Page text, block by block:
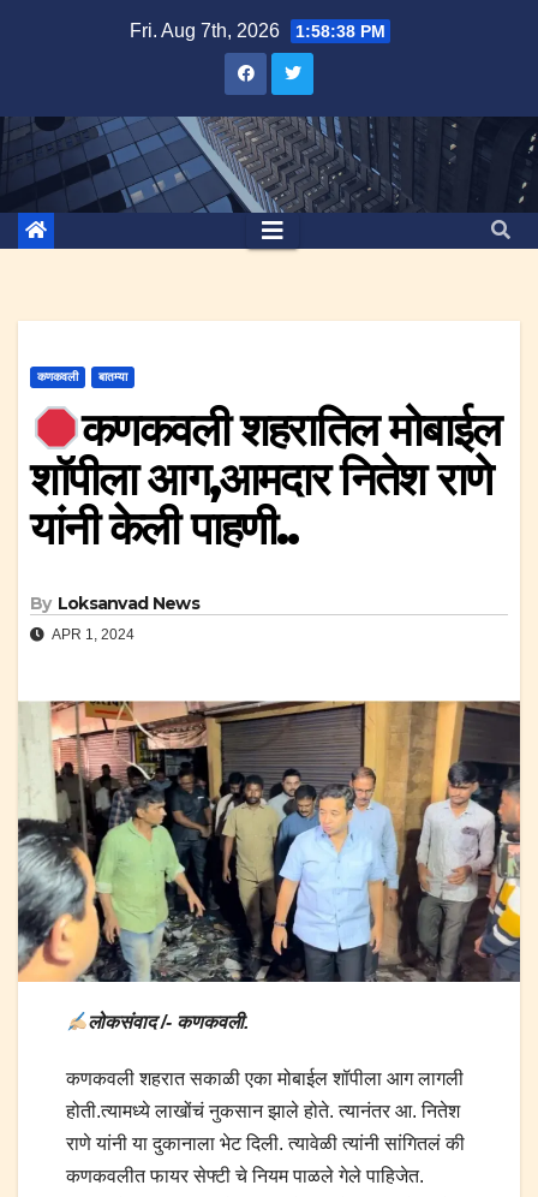
Fri. Aug 7th, 2026 1:58:38 PM
कणकवली बातम्या
कणकवली शहरातिल मोबाईल
शॉपीला आग,आमदार नितेश राणे
यांनी केली पाहणी..
By Loksanvad News
APR 1, 2024
लोकसंवाद /- कणकवली.
कणकवली शहरात सकाळी एका मोबाईल शॉपीला आग लागली
होती.त्यामध्ये लाखोंचं नुकसान झाले होते. त्यानंतर आ. नितेश
राणे यांनी या दुकानाला भेट दिली. त्यावेळी त्यांनी सांगितलं की
कणकवलीत फायर सेफ्टी चे नियम पाळले गेले पाहिजेत.